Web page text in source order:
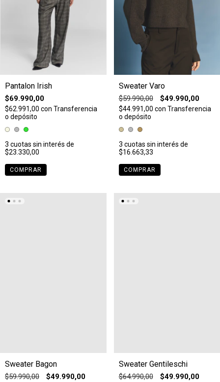
Pantalon Irish
$69.990,00
$62.991,00 con Transferencia
o depósito
3 cuotas sin interés de
$23.330,00
COMPRAR
Sweater Varo
$59.990,00 $49.990,00
$44.991,00 con Transferencia
o depósito
3 cuotas sin interés de
$16.663,33
COMPRAR
Sweater Bagon
$59.990,00 $49.990,00
Sweater Gentileschi
$64.990,00 $49.990,00